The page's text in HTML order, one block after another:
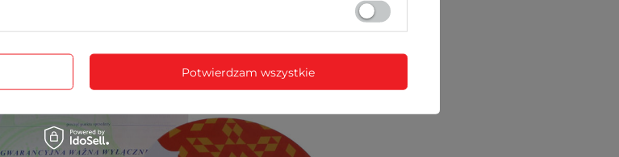
Potwierdzam wszystkie